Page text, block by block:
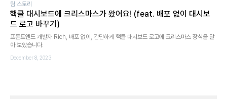
팀 스토리
핵클 대시보드에 크리스마스가 왔어요! (feat. 배포 없이 대시보
드 로고 바꾸기)
프론트엔드 개발자 Rich, 배포 없이, 간단하게 핵클 대시보드 로고에 크리스마스 장식을 달
아 보았습니다.
December 8, 2023